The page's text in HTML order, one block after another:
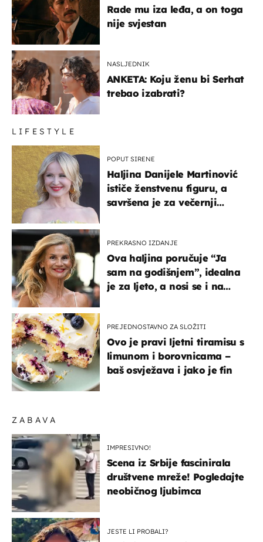
ZABAVA
IMPRESIVNO!
Scena iz Srbije fascinirala
društvene mreže! Pogledajte
neobičnog ljubimca
JESTE LI PROBALI?
Rade mu iza leđa, a on toga
nije svjestan
NASLJEDNIK
ANKETA: Koju ženu bi Serhat
trebao izabrati?
LIFESTYLE
POPUT SIRENE
Haljina Danijele Martinović
ističe ženstvenu figuru, a
savršena je za večernji
PREKRASNO IZDANJE
Ova haljina poručuje “Ja
sam na godišnjem”, idealna
je za ljeto, a nosi se i na
PREJEDNOSTAVNO ZA SLOŽITI
Ovo je pravi ljetni tiramisu s
limunom i borovnicama –
baš osvježava i jako je fin